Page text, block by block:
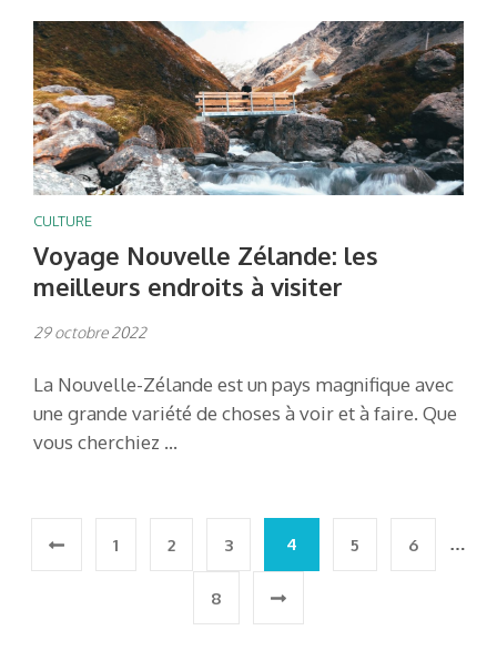
CULTURE
Voyage Nouvelle Zélande: les
meilleurs endroits à visiter
29 octobre 2022
La Nouvelle-Zélande est un pays magnifique avec
une grande variété de choses à voir et à faire. Que
vous cherchiez …
Pagination1 2 3 4 5 6 …
8